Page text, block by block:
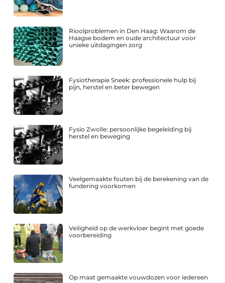
Rioolproblemen in Den Haag: Waarom de
Haagse bodem en oude architectuur voor
unieke uitdagingen zorg
Fysiotherapie Sneek: professionele hulp bij
pijn, herstel en beter bewegen
Fysio Zwolle: persoonlijke begeleiding bij
herstel en beweging
Veelgemaakte fouten bij de berekening van de
fundering voorkomen
Veiligheid op de werkvloer begint met goede
voorbereiding
Op maat gemaakte vouwdozen voor iedereen